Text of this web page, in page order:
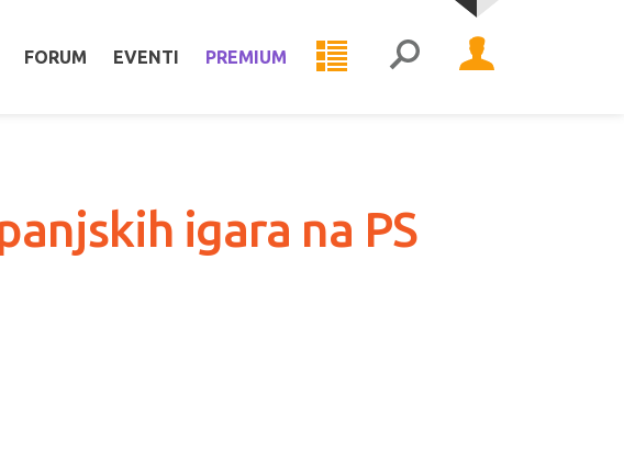
FORUM EVENTI PREMIUM
igara na PS